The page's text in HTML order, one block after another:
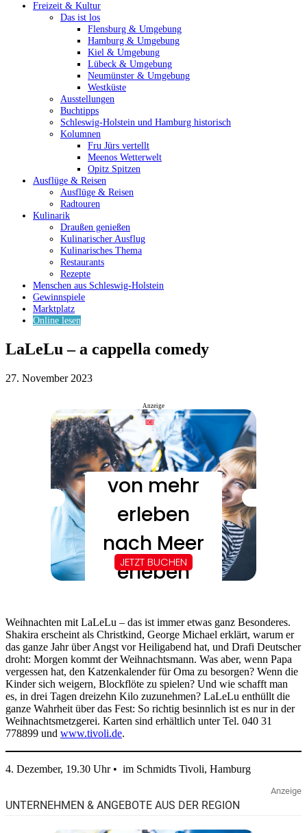
Freizeit & Kultur
Das ist los
Flensburg & Umgebung
Hamburg & Umgebung
Kiel & Umgebung
Lübeck & Umgebung
Neumünster & Umgebung
Westküste
Ausstellungen
Buchtipps
Schleswig-Holstein und Hamburg historisch
Kolumnen
Fru Jürs vertellt
Meenos Wetterwelt
Opitz Spitzen
Ausflüge & Reisen
Ausflüge & Reisen
Radtouren
Kulinarik
Draußen genießen
Kulinarischer Ausflug
Kulinarisches Thema
Restaurants
Rezepte
Menschen aus Schleswig-Holstein
Gewinnspiele
Marktplatz
Online lesen
LaLeLu – a cappella comedy
27. November 2023
Anzeige
Weihnachten mit LaLeLu – das ist immer etwas ganz Besonderes.
Shakira erscheint als Christkind, George Michael erklärt, warum er
das ganze Jahr über Angst vor Heiligabend hat, und Drafi Deutscher
droht: Morgen kommt der Weihnachtsmann. Was aber, wenn Papa
vergessen hat, den Katzenkalender für Oma zu besorgen? Wenn die
Kinder sich weigern, Blockflöte zu spielen? Und wie schafft man
es, in drei Tagen dreizehn Kilo zuzunehmen? LaLeLu enthüllt die
ganze Wahrheit über das Fest: So richtig besinnlich ist es nur in der
Weihnachtsmetzgerei. Karten sind erhältlich unter Tel. 040 31
778899 und www.tivoli.de.
4. Dezember, 19.30 Uhr • im Schmidts Tivoli, Hamburg